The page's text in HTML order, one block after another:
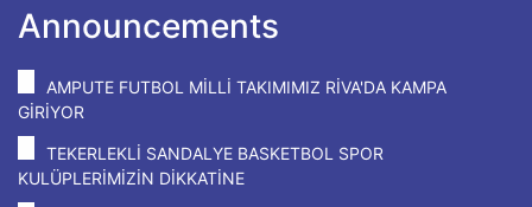
Announcements
AMPUTE FUTBOL MİLLİ TAKIMIMIZ RİVA'DA KAMPA
GİRİYOR
TEKERLEKLİ SANDALYE BASKETBOL SPOR
KULÜPLERİMİZİN DİKKATİNE